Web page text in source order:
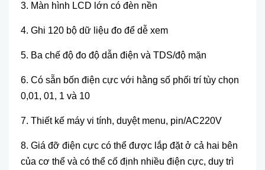
3. Màn hình LCD l ớn có đèn nền
4. Ghi 120 bộ dữ liệu đo để dễ xem
5. Ba chế độ đo độ dẫn điện và TDS/độ mặn
6. Có sẵn bốn điện cực với hằng số phối trí tùy chọn
0,01, 01, 1 và 10
7. Thiết kế máy vi tính, duyệt menu, pin/AC220V
8. Giá đỡ điện cực có thể được lắp đặt ở cả hai bên
của cơ thể và có thể cố định nhiều điện cực, duy trì